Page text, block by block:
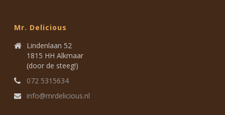
Mr. Delicious
Lindenlaan 52
1815 HH Alkmaar
(door de steeg!)
072 5315634
info@mrdelicious.nl